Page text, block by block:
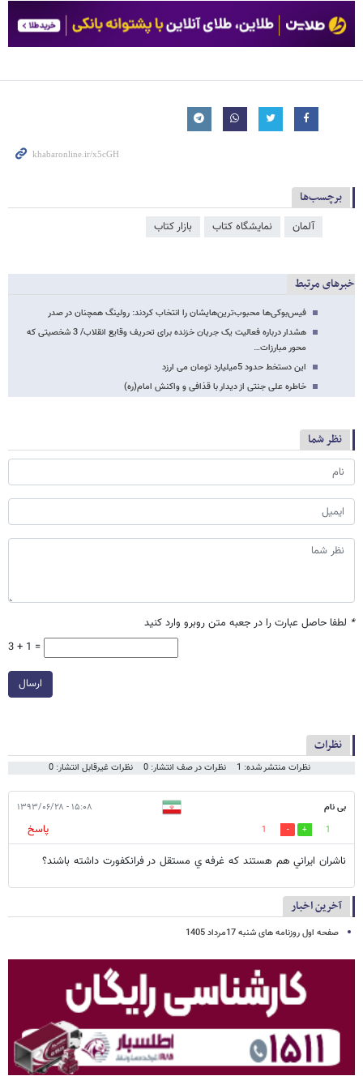
برچسب‌ها
آلمان نمایشگاه کتاب بازار کتاب
خبرهای مرتبط
فیس‌بوکی‌ها محبوب‌ترین‌هایشان را انتخاب کردند: رولینگ همچنان در صدر
هشدار درباره فعالیت یک جریان خزنده برای تحریف وقایع انقلاب/ 3 شخصیتی که
محور مبارزات…
این دستخط حدود 5میلیارد تومان می ارزد
خاطره علی جنتی از دیدار با قذافی و واکنش امام(ره)
نظر شما
* لطفا حاصل عبارت را در جعبه متن روبرو وارد کنید
3 + 1 =
ارسال
نظرات
نظرات منتشر شده: 1 نظرات در صف انتشار: 0 نظرات غیرقابل انتشار: 0
بی نام ۱۵:۰۸ - ۱۳۹۳/۰۶/۲۸
1
1
پاسخ
ناشران ايراني هم هستند كه غرفه ي مستقل در فرانكفورت داشته باشند؟
آخرین اخبار
صفحه اول روزنامه های شنبه 17مرداد 1405